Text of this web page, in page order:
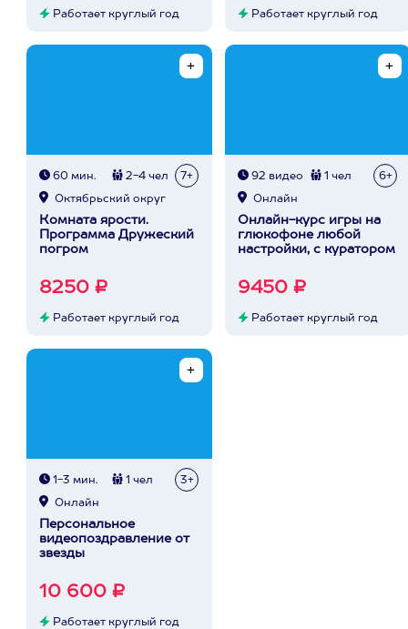
Работает круглый год Работает круглый год
60 мин. 2-4 чел 7+
Октябрьский округ
Комната ярости.
Программа Дружеский
погром
8250 ₽
Работает круглый год
92 видео 1 чел 6+
Онлайн
Онлайн-курс игры на
глюкофоне любой
настройки, с куратором
9450 ₽
Работает круглый год
1-3 мин. 1 чел 3+
Онлайн
Персональное
видеопоздравление от
звезды
10 600 ₽
Работает круглый год